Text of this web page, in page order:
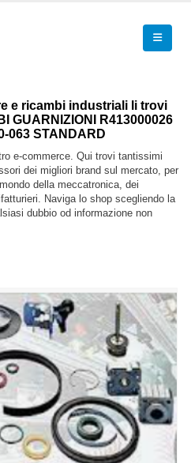
e ricambi industriali li trovi
GUARNIZIONI R413000026
063 STANDARD
e-commerce. Qui trovi tantissimi
dei migliori brand sul mercato, per
della meccatronica, dei
Naviga lo shop scegliendo la
dubbio od informazione non